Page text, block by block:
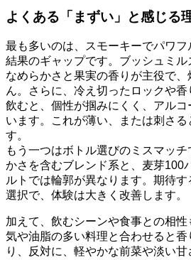
よくある「まずい」と感じる
最も多いのは、スモーキーでパワ
結果のギャップです。ブッシュミ
なめらかさと果実の香りが主役で
ん。さらに、冷え切ったロックや
飲むと、個性が掴みにくく、アルコ
います。これが薄い、または刺さる
す。
もう一つはボトル選びのミスマッ
かさを含むブレンド系と、麦芽100
ルトでは輪郭が異なります。期待
選択で、体験は大きく改善します。
加えて、飲むシーンや食事との相
気や油脂の多い料理と合わせると
り、反対に、軽やかな前菜や淡い